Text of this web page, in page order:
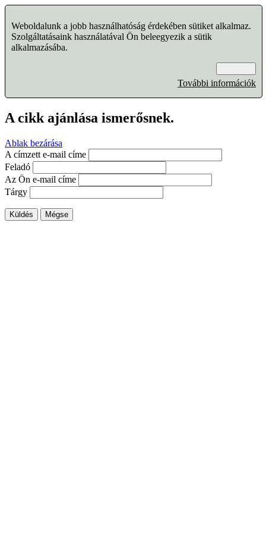
Weboldalunk a jobb használhatóság érdekében sütiket alkalmaz.
Szolgáltatásaink használatával Ön beleegyezik a sütik
alkalmazásába.
További információk
A cikk ajánlása ismerősnek.
Ablak bezárása
A címzett e-mail címe
Feladó
Az Ön e-mail címe
Tárgy
Küldés Mégse